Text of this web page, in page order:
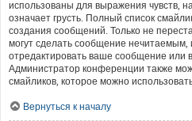
использованы для выражения чувств,
означает грусть. Полный список
создания сообщений. Только не
могут сделать сообщение
отредактировать ваше сообщение или
Администратор конференции также
смайликов, которое можно
Вернуться к началу